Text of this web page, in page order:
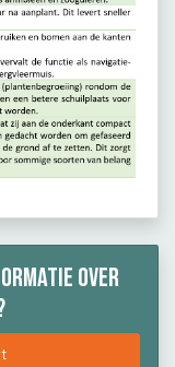
over